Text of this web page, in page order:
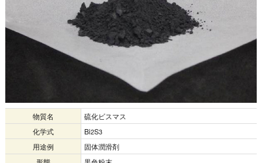
物質名
硫化ビスマス
化学式
Bi2S3
用途例
固体潤滑剤